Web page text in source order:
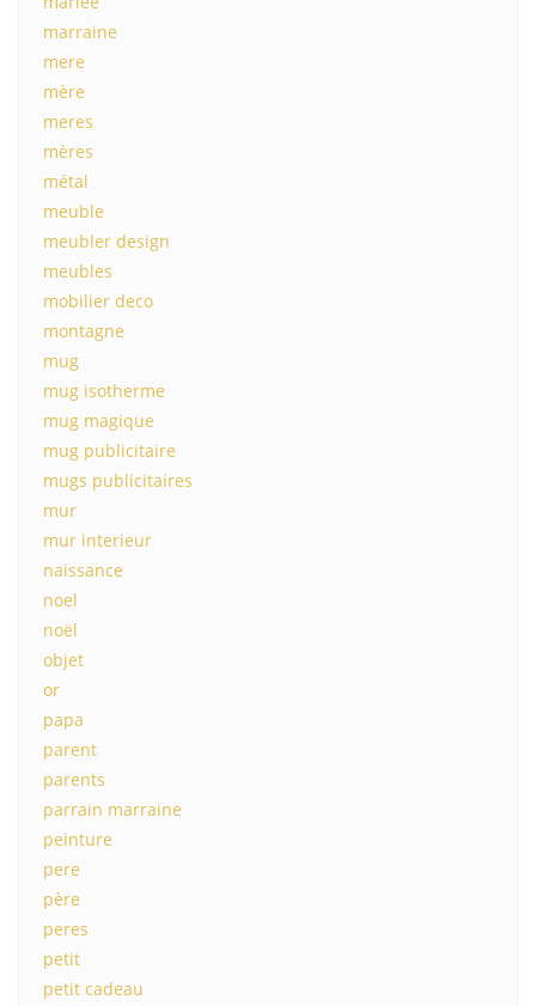
marraine
mere
mère
meres
mères
métal
meuble
meubler design
meubles
mobilier deco
montagne
mug
mug isotherme
mug magique
mug publicitaire
mugs publicitaires
mur
mur interieur
naissance
noel
noël
objet
or
papa
parent
parents
parrain marraine
peinture
pere
père
peres
petit
petit cadeau